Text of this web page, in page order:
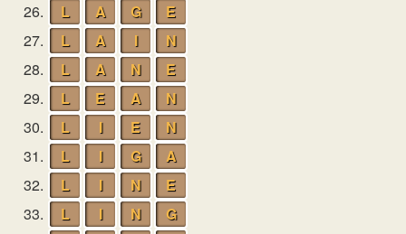
26.
L A G
E
27.
L A I
N
28.
L A N
E
29.
L E A
N
30.
L I E
N
31.
L I G
A
32.
L I N
E
33.
L I N
G